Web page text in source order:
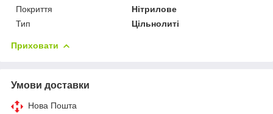
Покриття
Нітрилове
Тип
Цільнолиті
Приховати
Умови доставки
Нова Пошта